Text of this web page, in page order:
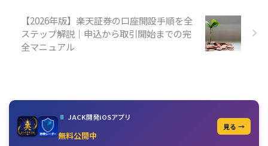
【2026年版】楽天証券の口座開設手順を全
ステップ解説｜申込から取引開始までの完
全マニュアル
JACK開発iOSアプリ
無料公開中
見る →